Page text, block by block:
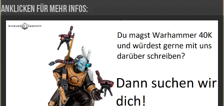
Anklicken für mehr Infos: